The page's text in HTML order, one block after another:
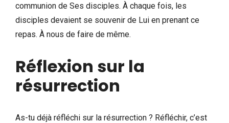
communion de Ses disciples. À chaque fois, les
disciples devaient se souvenir de Lui en prenant ce
repas. À nous de faire de même.
Réflexion sur la
résurrection
As-tu déjà réfléchi sur la résurrection ? Réfléchir, c’est